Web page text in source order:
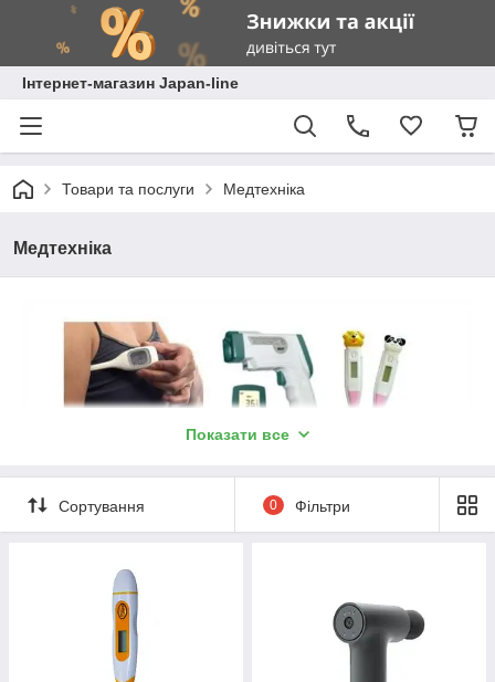
Інтернет-магазин Japan-line
Товари та послуги Медтехніка
Медтехніка
Показати все
Сортування 0 Фільтри